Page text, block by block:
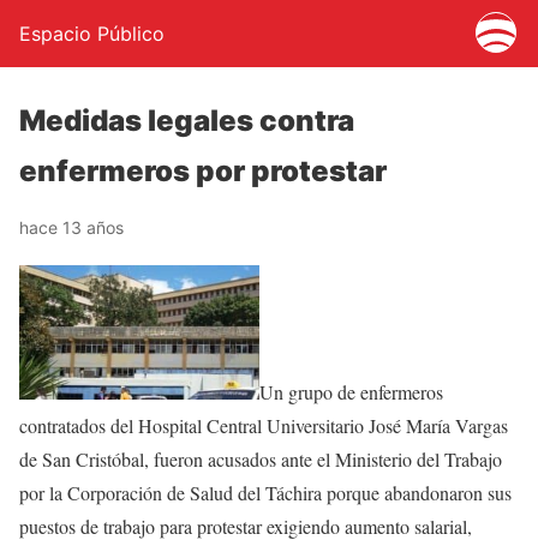
Espacio Público
Medidas legales contra
enfermeros por protestar
hace 13 años
Un grupo de enfermeros
contratados del Hospital Central Universitario José María Vargas
de San Cristóbal, fueron acusados ante el Ministerio del Trabajo
por la Corporación de Salud del Táchira porque abandonaron sus
puestos de trabajo para protestar exigiendo aumento salarial,